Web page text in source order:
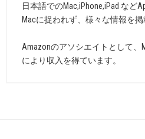
日本語でのMac,iPhone,iPad など
Macに捉われず、様々な情報を掲
Amazonのアソシエイトとして、
により収入を得ています。